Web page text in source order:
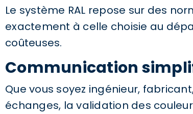
Le système RAL repose sur des
exactement à celle choisie au
coûteuses.
Communication
Que vous soyez ingénieur,
échanges, la validation des